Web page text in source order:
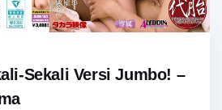
Sekali Versi Jumbo! –